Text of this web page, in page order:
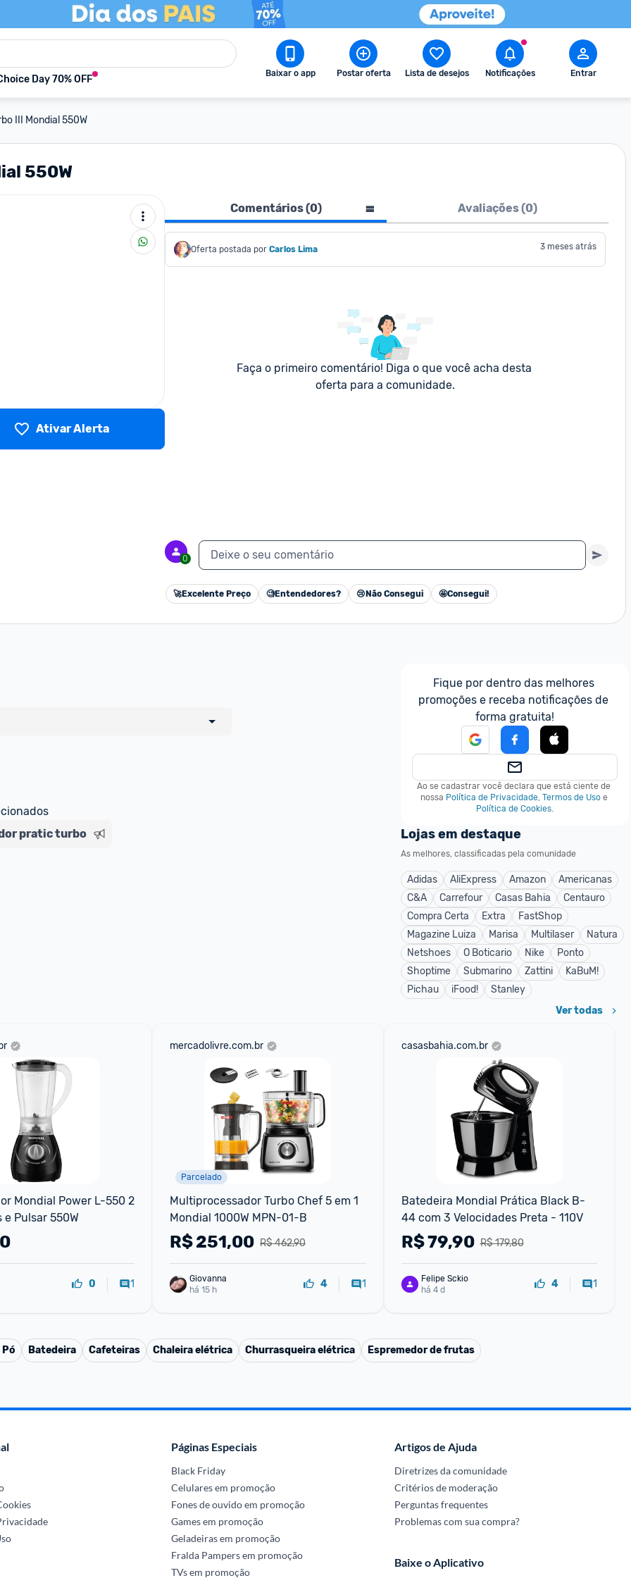
Day 70% OFF Baixar o app Postar oferta Lista de desejos Notificações Entrar
III Mondial 550W
550W
Ativar Alerta
Comentários (0) Avaliações (0)
Oferta postada por Carlos Lima 3 meses atrás
Faça o primeiro comentário! Diga o que você acha desta
oferta para a comunidade.
0 Deixe o seu comentário
🚀Excelente Preço 🧐Entendedores? 😢 Não Consegui 🤩Consegui!
um marketplace, nós indicamos no
sinalizamos através da tag
pratic turbo
Fique por dentro das melhores
promoções e receba notificações de
forma gratuita!
Ao se cadastrar você declara que está ciente de
nossa Política de Privacidade, Termos de Uso e
Política de Cookies.
Lojas em destaque
As melhores, classificadas pela comunidade
Adidas AliExpress Amazon
Americanas
C&A
Carrefour Casas Bahia
Centauro
Compra Certa
Extra
FastShop
Magazine Luiza
Marisa Multilaser
Natura
Netshoes
O Boticario Nike
Ponto
Shoptime
Submarino Zattini
KaBuM!
Pichau
iFood! Stanley
Ver todas
Mondial Power L-550 2
e Pulsar 550W
0 1
mercadolivre.com.br
Parcelado
Multiprocessador Turbo Chef 5 em 1
Mondial 1000W MPN-01-B
R$ 462,90
R$251,00
Giovanna
há 15 h
4 1
casasbahia.com.br
Batedeira Mondial Prática Black B-
44 com 3 Velocidades Preta - 110V
R$ 179,80
R$79,90
Felipe Sckio
há 4 d
4 1
Batedeira Cafeteiras Chaleira elétrica Churrasqueira elétrica Espremedor de frutas
Páginas Especiais
Black Friday
Celulares em promoção
Fones de ouvido em promoção
Games em promoção
Geladeiras em promoção
Fralda Pampers em promoção
TVs em promoção
Artigos de Ajuda
Diretrizes da comunidade
Critérios de moderação
Perguntas frequentes
Problemas com sua compra?
Baixe o Aplicativo